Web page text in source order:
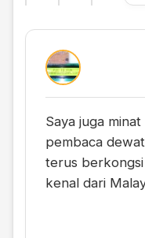
Saya juga
pembaca
terus berkongsi
kenal dari